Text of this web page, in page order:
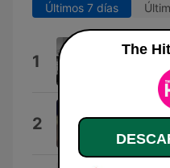
Últimos 7 días
1 Rein Me In
Sam Fender
2 I Knew
Taylor Swift
The